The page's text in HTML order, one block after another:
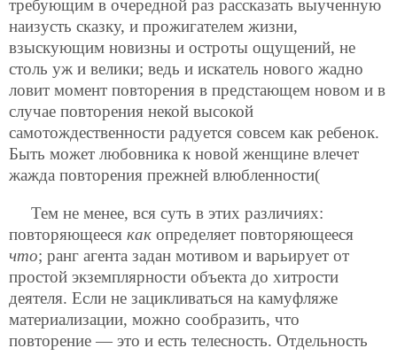
требующим в очередной раз рассказать выученную
наизусть сказку, и прожигателем жизни,
взыскующим новизны и остроты ощущений, не
столь уж и велики; ведь и искатель нового жадно
ловит момент повторения в предстающем новом и в
случае повторения некой высокой
самотождественности радуется совсем как ребенок.
Быть может любовника к новой женщине влечет
жажда повторения прежней влюбленности(
Тем не менее, вся суть в этих различиях:
повторяющееся как определяет повторяющееся
что; ранг агента задан мотивом и варьирует от
простой экземплярности объекта до хитрости
деятеля. Если не зацикливаться на камуфляже
материализации, можно сообразить, что
повторение — это и есть телесность. Отдельность